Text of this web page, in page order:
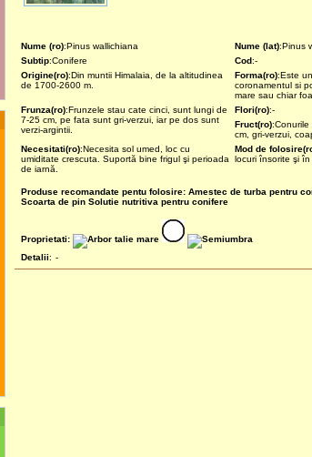
Nume (ro):Pinus wallichiana Nume (lat):Pinus
Subtip:Conifere Cod:-
Origine(ro):Din muntii Himalaia, de la altitudinea
de 1700-2600 m.
Forma(ro):Este
coronamentul si
mare sau chiar
Frunza(ro):Frunzele stau cate cinci, sunt lungi de
7-25 cm, pe fata sunt gri-verzui, iar pe dos sunt
verzi-argintii.
Flori(ro):-
Fruct(ro):Conurile
cm, gri-verzui,
Necesitati(ro):Necesita sol umed, loc cu
umiditate crescuta. Suportă bine frigul şi perioada
de iarnă.
Mod de
locuri însorite şi în
Produse recomandate pentu folosire: Amestec de turba pentru
Scoarta de pin Solutie nutritiva pentru conifere
Proprietati:
Detalii: -